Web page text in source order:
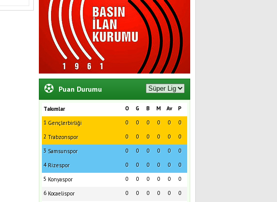
Puan Durumu
Takımlar P
Av
M
B
G
O
1 Gençlerbirliği 0
0
0
0
0
0
2 Trabzonspor 0
0
0
0
0
0
3 Samsunspor 0
0
0
0
0
0
4 Rizespor 0
0
0
0
0
0
5 Konyaspor 0
0
0
0
0
0
6 Kocaelispor 0
0
0
0
0
0